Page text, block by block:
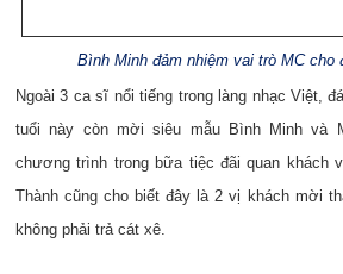
Bình Minh đảm nhiệm vai trò MC
Ngoài 3 ca sĩ nổi tiếng trong làng nhạc Việt,
tuổi này còn mời siêu mẫu Bình Minh và
chương trình trong bữa tiệc đãi quan khách
Thành cũng cho biết đây là 2 vị khách mời
không phải trả cát xê.